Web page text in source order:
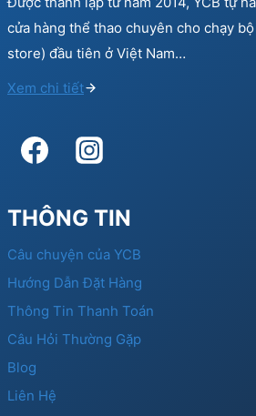
cửa hàng thể thao chuyên cho chạy
store) đầu tiên ở Việt Nam…
Xem chi tiết
THÔNG TIN
Câu chuyện của YCB
Hướng Dẫn Đặt Hàng
Thông Tin Thanh Toán
Câu Hỏi Thường Gặp
Blog
Liên Hệ